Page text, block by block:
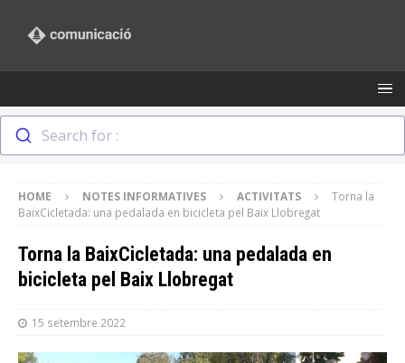
Search for :
HOME NOTES INFORMATIVES ACTIVITATS
Torna la
BaixCicletada: una pedalada en bicicleta pel Baix Llobregat
Torna la BaixCicletada: una pedalada en
bicicleta pel Baix Llobregat
15 setembre 2022